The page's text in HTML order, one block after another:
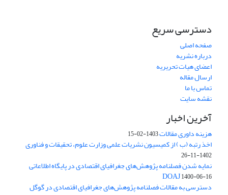
دسترسی سریع
صفحه اصلی
درباره نشریه
اعضای هیات تحریریه
ارسال مقاله
تماس با ما
نقشه سایت
آخرین اخبار
هزینه داوری مقالات1403-02-15
اخذ رتبه (ب ) از کمیسیون نشریات علمی وزارت علوم، تحقیقات و فناوری
1402-11-26
نمایه شدن فصلنامه پژوهش‌های جغرافیای اقتصادی در پایگاه اطلاعاتی
DOAJ1400-06-16
دسترسی به مقالات فصلنامه پژوهش‌های جغرافیای اقتصادی در گوگل